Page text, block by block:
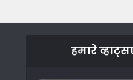
हमारे